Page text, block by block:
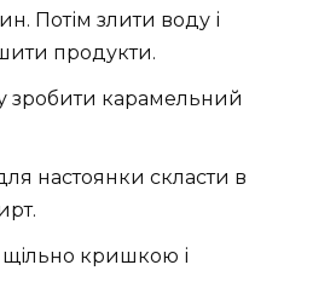
Потім злити воду і
продукти.
зробити карамельний
настоянки скласти в
щільно кришкою і